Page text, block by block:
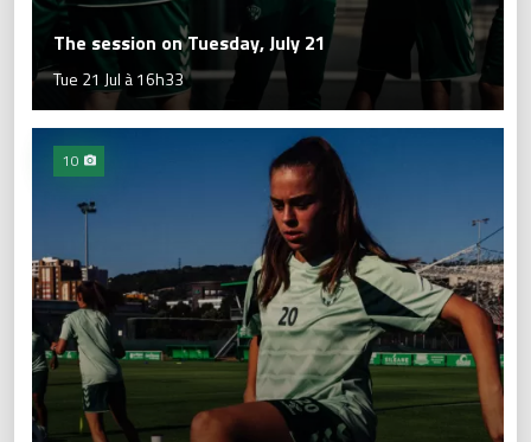
The session on Tuesday, July 21
Tue 21 Jul à 16h33
10